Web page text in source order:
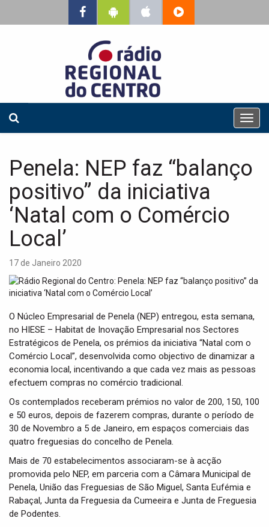
T
o
l
Penela: NEP faz “balanço
positivo” da iniciativa
‘Natal com o Comércio
Local’
17 de Janeiro 2020
O Núcleo Empresarial de Penela (NEP) entregou, esta semana,
no HIESE – Habitat de Inovação Empresarial nos Sectores
Estratégicos de Penela, os prémios da iniciativa “Natal com o
Comércio Local”, desenvolvida como objectivo de dinamizar a
economia local, incentivando a que cada vez mais as pessoas
efectuem compras no comércio tradicional.
Os contemplados receberam prémios no valor de 200, 150, 100
e 50 euros, depois de fazerem compras, durante o período de
30 de Novembro a 5 de Janeiro, em espaços comerciais das
quatro freguesias do concelho de Penela.
Mais de 70 estabelecimentos associaram-se à acção
promovida pelo NEP, em parceria com a Câmara Municipal de
Penela, União das Freguesias de São Miguel, Santa Eufémia e
Rabaçal, Junta da Freguesia da Cumeeira e Junta de Freguesia
de Podentes.